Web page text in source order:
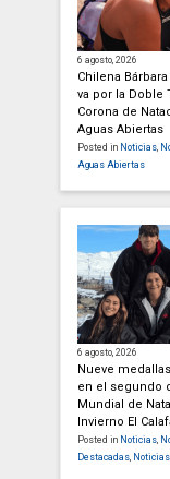
6 agosto, 2026
Chilena
va por la Doble
Corona de
Aguas Abiertas
Posted in Noticias
Aguas Abiertas
6 agosto, 2026
Nueve
en el segundo
Mundial de
Invierno El
Posted in Noticias
Destacadas